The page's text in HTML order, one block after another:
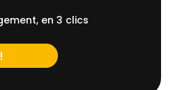
en 3 clics